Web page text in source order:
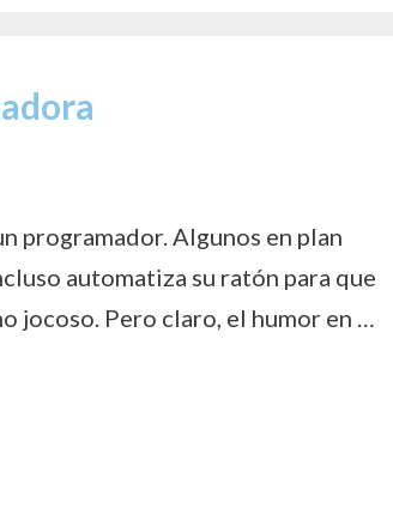
programador. Algunos en plan
automatiza su ratón para que
jocoso. Pero claro, el humor en …